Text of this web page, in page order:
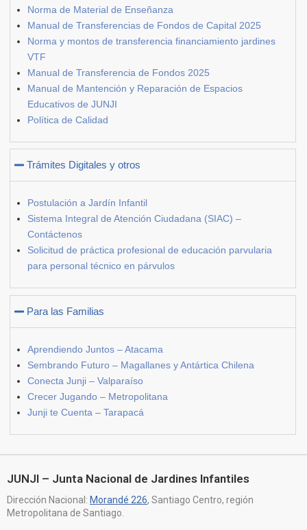
Norma de Material de Enseñanza
Manual de Transferencias de Fondos de Capital 2025
Norma y montos de transferencia financiamiento jardines
VTF
Manual de Transferencia de Fondos 2025
Manual de Mantención y Reparación de Espacios
Educativos de JUNJI
Política de Calidad
Trámites Digitales y otros
Postulación a Jardín Infantil
Sistema Integral de Atención Ciudadana (SIAC) –
Contáctenos
Solicitud de práctica profesional de educación parvularia
para personal técnico en párvulos
Para las Familias
Aprendiendo Juntos – Atacama
Sembrando Futuro – Magallanes y Antártica Chilena
Conecta Junji – Valparaíso
Crecer Jugando – Metropolitana
Junji te Cuenta – Tarapacá
JUNJI – Junta Nacional de Jardines Infantiles
Dirección Nacional: Morandé 226, Santiago Centro, región
Metropolitana de Santiago.